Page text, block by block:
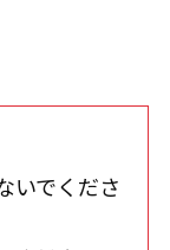
いでくださ